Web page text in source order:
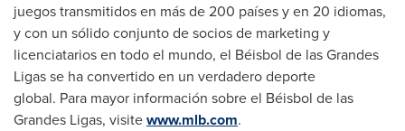
juegos transmitidos en más de 200 países y en 20 idiomas,
y con un sólido conjunto de socios de marketing y
licenciatarios en todo el mundo, el Béisbol de las Grandes
Ligas se ha convertido en un verdadero deporte
global. Para mayor información sobre el Béisbol de las
Grandes Ligas, visitewww.mlb.com.